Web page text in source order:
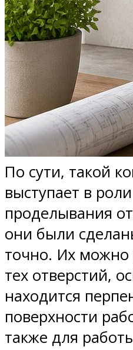
По сути, такой
выступает в
проделывания
они были
точно. Их можно
тех отверстий,
находится
поверхности
также для